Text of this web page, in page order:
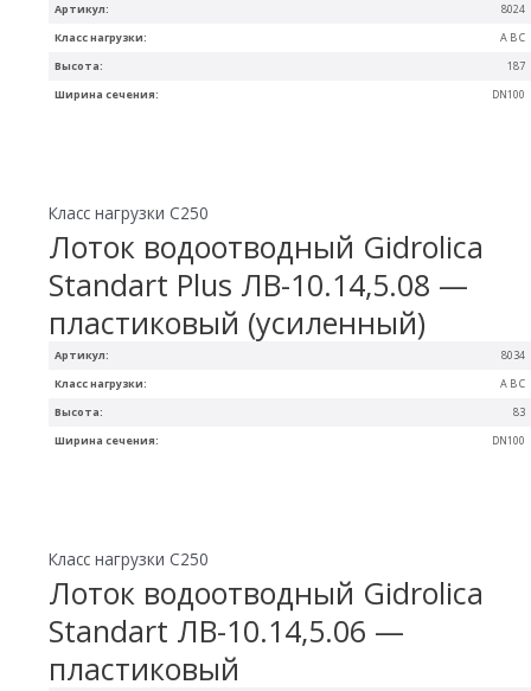
Артикул: 8024
Ширина сечения: DN100
Высота: 187
Класс нагрузки: A B C
Артикул: 8034
Ширина сечения: DN100
Высота: 83
Класс нагрузки: A B C
Класс нагрузки C250
Лоток водоотводный Gidrolica
Standart Plus ЛВ-10.14,5.08 —
пластиковый (усиленный)
Класс нагрузки C250
Лоток водоотводный Gidrolica
Standart ЛВ-10.14,5.06 —
пластиковый